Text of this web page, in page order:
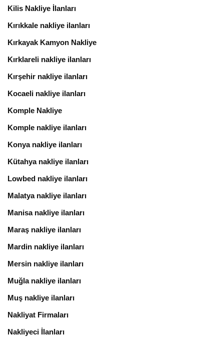
Kilis Nakliye İlanları
Kırıkkale nakliye ilanları
Kırkayak Kamyon Nakliye
Kırklareli nakliye ilanları
Kırşehir nakliye ilanları
Kocaeli nakliye ilanları
Komple Nakliye
Komple nakliye ilanları
Konya nakliye ilanları
Kütahya nakliye ilanları
Lowbed nakliye ilanları
Malatya nakliye ilanları
Manisa nakliye ilanları
Maraş nakliye ilanları
Mardin nakliye ilanları
Mersin nakliye ilanları
Muğla nakliye ilanları
Muş nakliye ilanları
Nakliyat Firmaları
Nakliyeci İlanları